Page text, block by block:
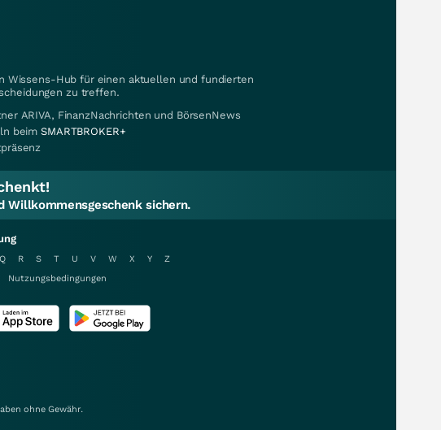
Wissens-Hub für einen aktuellen und fundierten
zu treffen.
ARIVA, FinanzNachrichten und BörsenNews
beimSMARTBROKER+
Willkommensgeschenk sichern.
Q R S T U V W X Y
Z
Nutzungsbedingungen
ohne Gewähr.